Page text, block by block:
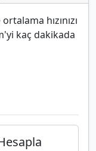
hızınızı
kaç dakikada